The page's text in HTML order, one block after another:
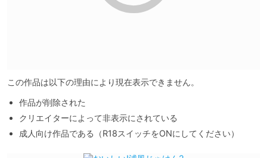
この作品は以下の理由により現在表示できません。
作品が削除された
クリエイターによって非表示にされている
成人向け作品である（R18スイッチをONにしてください）